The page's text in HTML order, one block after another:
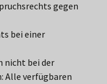
gegen
bei einer
nicht bei der
Alle verfügbaren